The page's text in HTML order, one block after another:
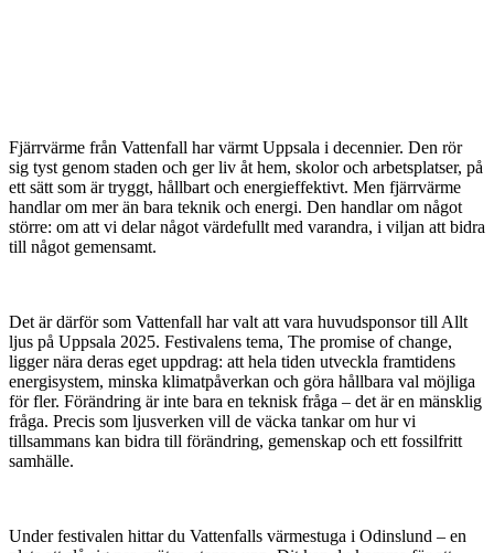
Fjärrvärme från Vattenfall har värmt Uppsala i decennier. Den rör
sig tyst genom staden och ger liv åt hem, skolor och arbetsplatser, på
ett sätt som är tryggt, hållbart och energieffektivt. Men fjärrvärme
handlar om mer än bara teknik och energi. Den handlar om något
större: om att vi delar något värdefullt med varandra, i viljan att bidra
till något gemensamt.
Det är därför som Vattenfall har valt att vara huvudsponsor till Allt
ljus på Uppsala 2025. Festivalens tema, The promise of change,
ligger nära deras eget uppdrag: att hela tiden utveckla framtidens
energisystem, minska klimatpåverkan och göra hållbara val möjliga
för fler. Förändring är inte bara en teknisk fråga – det är en mänsklig
fråga. Precis som ljusverken vill de väcka tankar om hur vi
tillsammans kan bidra till förändring, gemenskap och ett fossilfritt
samhälle.
Under festivalen hittar du Vattenfalls värmestuga i Odinslund – en